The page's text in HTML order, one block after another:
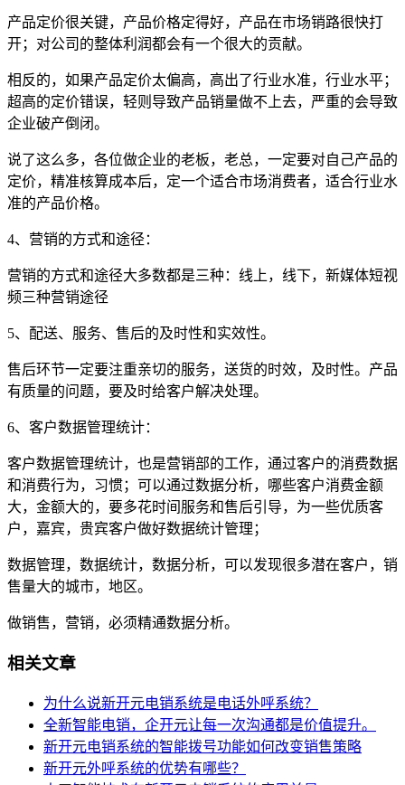
产品定价很关键，产品价格定得好，产品在市场销路很快打
开；对公司的整体利润都会有一个很大的贡献。
相反的，如果产品定价太偏高，高出了行业水准，行业水平；
超高的定价错误，轻则导致产品销量做不上去，严重的会导致
企业破产倒闭。
说了这么多，各位做企业的老板，老总，一定要对自己产品的
定价，精准核算成本后，定一个适合市场消费者，适合行业水
准的产品价格。
4、营销的方式和途径：
营销的方式和途径大多数都是三种：线上，线下，新媒体短视
频三种营销途径
5、配送、服务、售后的及时性和实效性。
售后环节一定要注重亲切的服务，送货的时效，及时性。产品
有质量的问题，要及时给客户解决处理。
6、客户数据管理统计：
客户数据管理统计，也是营销部的工作，通过客户的消费数据
和消费行为，习惯；可以通过数据分析，哪些客户消费金额
大，金额大的，要多花时间服务和售后引导，为一些优质客
户，嘉宾，贵宾客户做好数据统计管理；
数据管理，数据统计，数据分析，可以发现很多潜在客户，销
售量大的城市，地区。
做销售，营销，必须精通数据分析。
相关文章
为什么说新开元电销系统是电话外呼系统？
全新智能电销，企开元让每一次沟通都是价值提升。
新开元电销系统的智能拨号功能如何改变销售策略
新开元外呼系统的优势有哪些？